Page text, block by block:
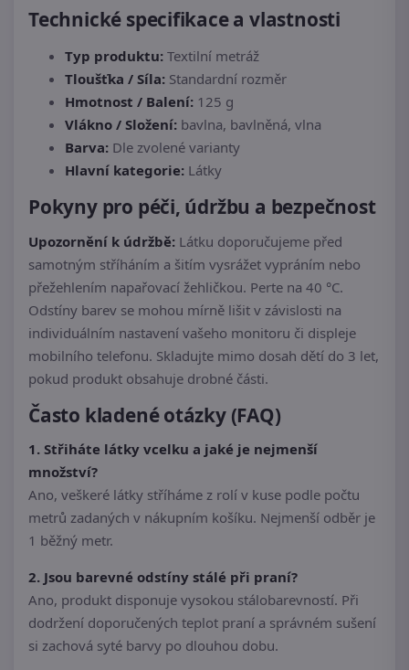
Technické specifikace a vlastnosti
Typ produktu: Textilní metráž
Tloušťka / Síla: Standardní rozměr
Hmotnost / Balení: 125 g
Vlákno / Složení: bavlna, bavlněná, vlna
Barva: Dle zvolené varianty
Hlavní kategorie: Látky
Pokyny pro péči, údržbu a bezpečnost
Upozornění k údržbě: Látku doporučujeme před
samotným stříháním a šitím vysrážet vypráním nebo
přežehlením napařovací žehličkou. Perte na 40 °C.
Odstíny barev se mohou mírně lišit v závislosti na
individuálním nastavení vašeho monitoru či displeje
mobilního telefonu. Skladujte mimo dosah dětí do 3 let,
pokud produkt obsahuje drobné části.
Často kladené otázky (FAQ)
1. Střiháte látky vcelku a jaké je nejmenší
množství?
Ano, veškeré látky stříháme z rolí v kuse podle počtu
metrů zadaných v nákupním košíku. Nejmenší odběr je
1 běžný metr.
2. Jsou barevné odstíny stálé při praní?
Ano, produkt disponuje vysokou stálobarevností. Při
dodržení doporučených teplot praní a správném sušení
si zachová syté barvy po dlouhou dobu.